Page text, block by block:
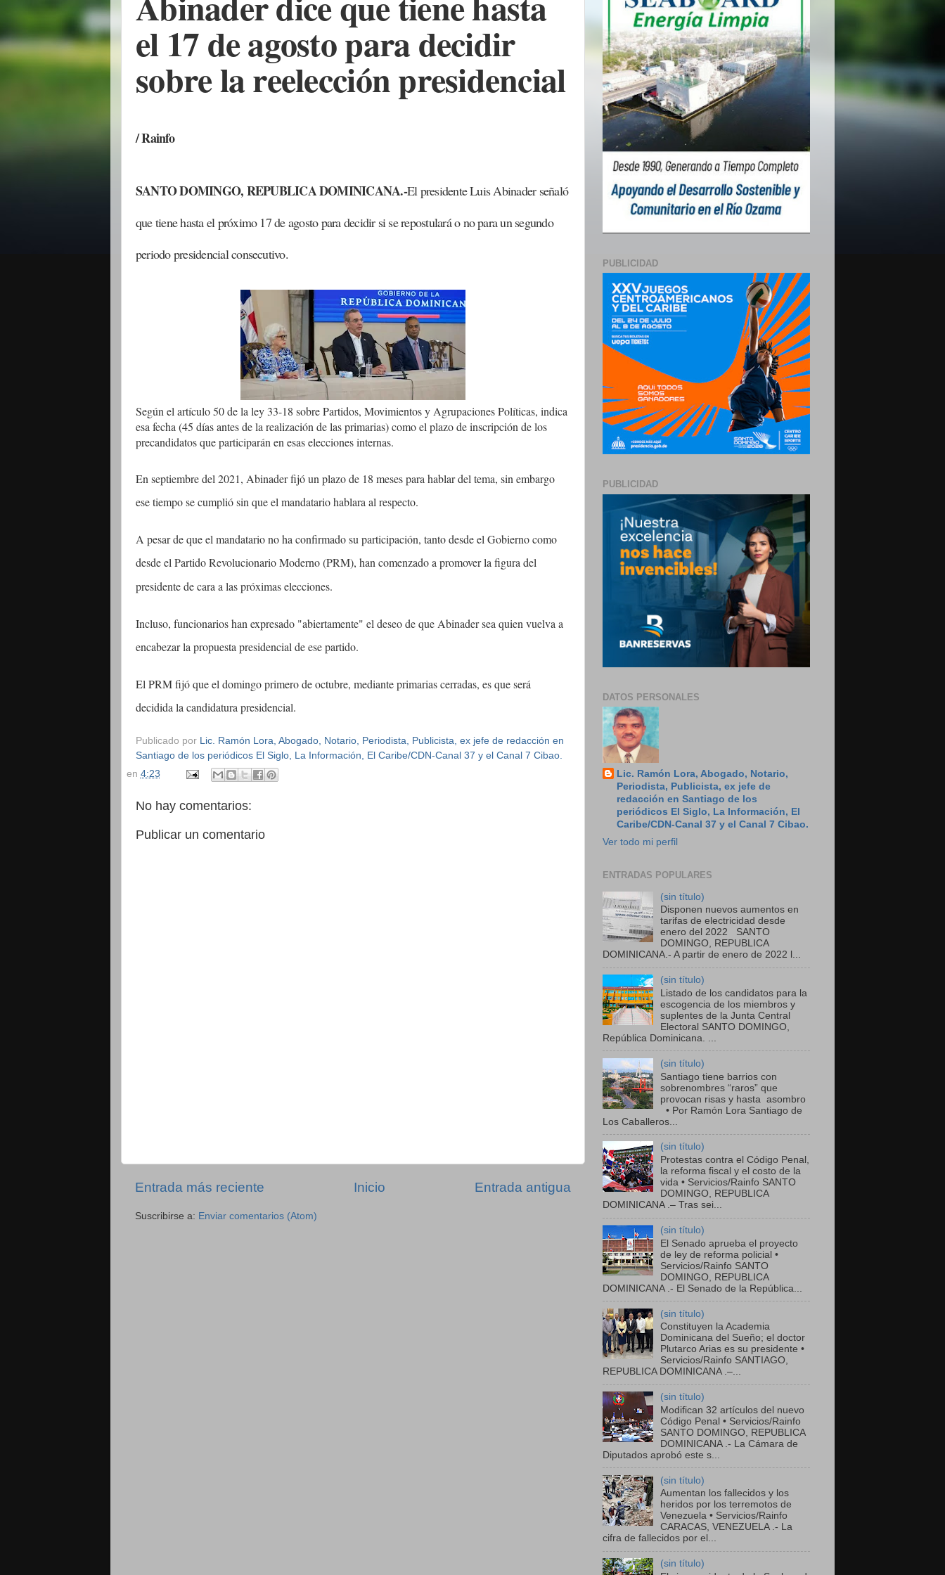
el 17 de agosto para decidir
sobre la reelección presidencial
/ Rainfo
SANTO DOMINGO, REPUBLICA DOMINICANA.-El presidente Luis Abinader señaló
que tiene hasta el próximo 17 de agosto para decidir si se repostulará o no para un segundo
periodo presidencial consecutivo.
Según el artículo 50 de la ley 33-18 sobre Partidos, Movimientos y Agrupaciones Políticas, indica
esa fecha (45 días antes de la realización de las primarias) como el plazo de inscripción de los
precandidatos que participarán en esas elecciones internas.
En septiembre del 2021, Abinader fijó un plazo de 18 meses para hablar del tema, sin embargo
ese tiempo se cumplió sin que el mandatario hablara al respecto.
A pesar de que el mandatario no ha confirmado su participación, tanto desde el Gobierno como
desde el Partido Revolucionario Moderno (PRM), han comenzado a promover la figura del
presidente de cara a las próximas elecciones.
Incluso, funcionarios han expresado "abiertamente" el deseo de que Abinader sea quien vuelva a
encabezar la propuesta presidencial de ese partido.
El PRM fijó que el domingo primero de octubre, mediante primarias cerradas, es que será
decidida la candidatura presidencial.
Publicado por Lic. Ramón Lora, Abogado, Notario, Periodista, Publicista, ex jefe de redacción en
Santiago de los periódicos El Siglo, La Información, El Caribe/CDN-Canal 37 y el Canal 7 Cibao.
en 4:23
No hay comentarios:
Publicar un comentario
Entrada más reciente Entrada antigua
Inicio
Suscribirse a: Enviar comentarios (Atom)
PUBLICIDAD
PUBLICIDAD
DATOS PERSONALES
Lic. Ramón Lora, Abogado, Notario,
Periodista, Publicista, ex jefe de
redacción en Santiago de los
periódicos El Siglo, La Información, El
Caribe/CDN-Canal 37 y el Canal 7 Cibao.
Ver todo mi perfil
ENTRADAS POPULARES
(sin título)
Disponen nuevos aumentos en
tarifas de electricidad desde
enero del 2022 SANTO
DOMINGO, REPUBLICA
DOMINICANA.- A partir de enero de 2022 l...
(sin título)
Listado de los candidatos para la
escogencia de los miembros y
suplentes de la Junta Central
Electoral SANTO DOMINGO,
República Dominicana. ...
(sin título)
Santiago tiene barrios con
sobrenombres “raros” que
provocan risas y hasta asombro
• Por Ramón Lora Santiago de
Los Caballeros...
(sin título)
Protestas contra el Código Penal,
la reforma fiscal y el costo de la
vida • Servicios/Rainfo SANTO
DOMINGO, REPUBLICA
DOMINICANA .– Tras sei...
(sin título)
El Senado aprueba el proyecto
de ley de reforma policial •
Servicios/Rainfo SANTO
DOMINGO, REPUBLICA
DOMINICANA .- El Senado de la República...
(sin título)
Constituyen la Academia
Dominicana del Sueño; el doctor
Plutarco Arias es su presidente •
Servicios/Rainfo SANTIAGO,
REPUBLICA DOMINICANA .–...
(sin título)
Modifican 32 artículos del nuevo
Código Penal • Servicios/Rainfo
SANTO DOMINGO, REPUBLICA
DOMINICANA .- La Cámara de
Diputados aprobó este s...
(sin título)
Aumentan los fallecidos y los
heridos por los terremotos de
Venezuela • Servicios/Rainfo
CARACAS, VENEZUELA .- La
cifra de fallecidos por el...
(sin título)